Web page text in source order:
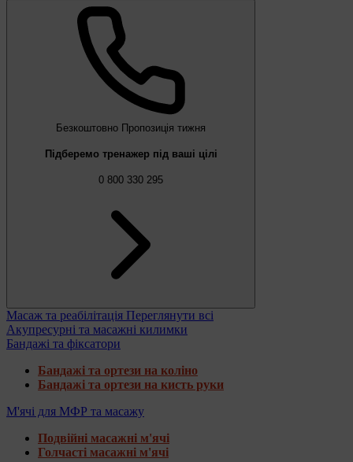
Безкоштовно Пропозиція тижня
Підберемо тренажер під ваші цілі
0 800 330 295
Масаж та реабілітація Переглянути всі
Акупресурні та масажні килимки
Бандажі та фіксатори
Бандажі та ортези на коліно
Бандажі та ортези на кисть руки
М'ячі для МФР та масажу
Подвійні масажні м'ячі
Голчасті масажні м'ячі